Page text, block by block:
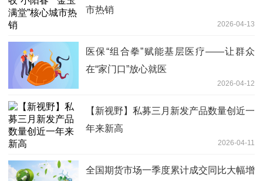
市热销
2026-04-13
医保“组合拳”赋能基层医疗——让群众
在“家门口”放心就医
2026-04-12
【新视野】私募三月新发产品数量创近一
年来新高
2026-04-11
全国期货市场一季度累计成交同比大幅增